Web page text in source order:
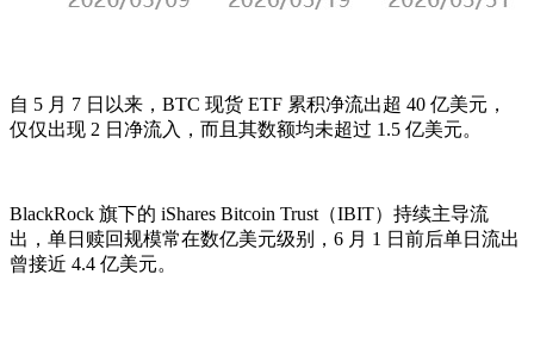
自 5 月 7 日以来，BTC 现货 ETF 累积净流出超 40 亿美元，
仅仅出现 2 日净流入，而且其数额均未超过 1.5 亿美元。
BlackRock 旗下的 iShares Bitcoin Trust（IBIT）持续主导流
出，单日赎回规模常在数亿美元级别，6 月 1 日前后单日流出
曾接近 4.4 亿美元。